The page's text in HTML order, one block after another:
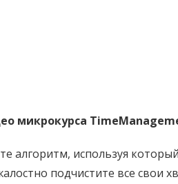
микрокурса
алгоритм, используя
подчистите все свои